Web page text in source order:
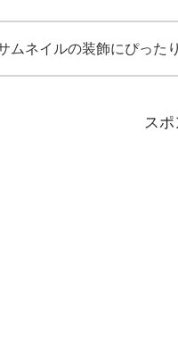
ムネイルの装飾にぴった
スポ